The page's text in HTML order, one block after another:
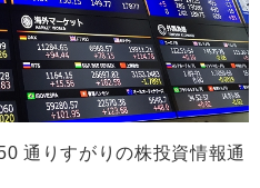
通りすがりの株投資情報通